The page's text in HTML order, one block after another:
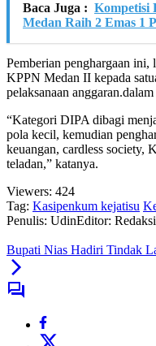
Baca Juga : Kompetisi
Medan Raih 2 Emas 1
Pemberian penghargaan ini,
KPPN Medan II kepada
pelaksanaan
“Kategori DIPA dibagi
pola kecil, kemudian
keuangan, cardless society,
teladan,” katanya.
Viewers: 424
Tag: Kasipenkum kejatisu
Penulis: UdinEditor: Redaksi
Bupati Nias Hadiri Tindak